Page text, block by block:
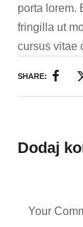
porta lorem.
fringilla ut
cursus vitae
SHARE:
Dodaj